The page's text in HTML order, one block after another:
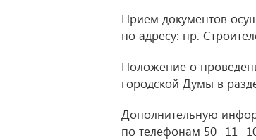
Прием документов
по адресу: пр.
Положение о
городской Думы в
Дополнительную
по телефонам